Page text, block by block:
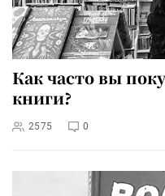
Как часто вы
книги?
2575 0